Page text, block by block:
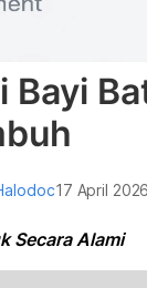
17 April 2026
Secara Alami